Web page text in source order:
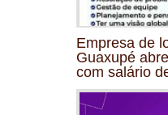
Empresa de
Guaxupé
com salário